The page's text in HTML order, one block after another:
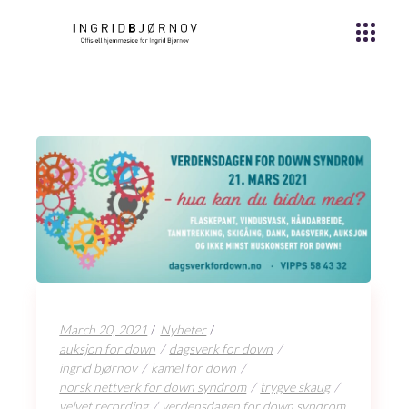
March 20, 2021
Nyheter
auksjon for down
dagsverk for down
ingrid bjørnov
kamel for down
norsk nettverk for down syndrom
trygve skaug
velvet recording
verdensdagen for down syndrom